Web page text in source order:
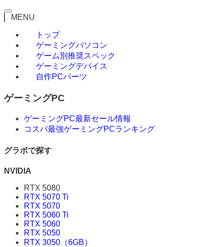
MENU
トップ
ゲーミングパソコン
ゲーム別推奨スペック
ゲーミングデバイス
自作PCパーツ
ゲーミングPC
ゲーミングPC最新セール情報
コスパ最強ゲーミングPCランキング
グラボで探す
NVIDIA
RTX 5080
RTX 5070 Ti
RTX 5070
RTX 5060 Ti
RTX 5060
RTX 5050
RTX 3050（6GB）